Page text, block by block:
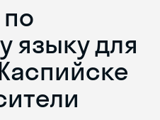
языку для